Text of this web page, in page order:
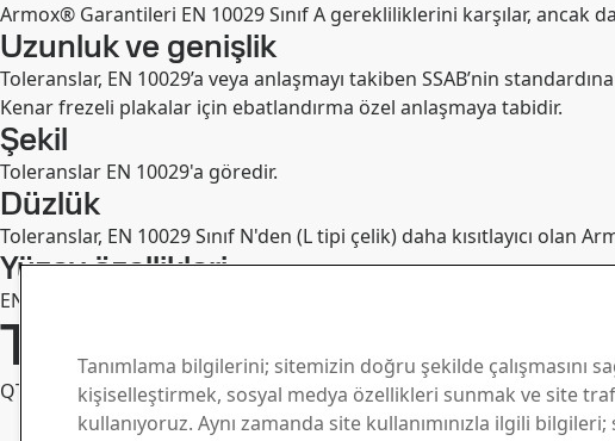
Armox® Garantileri EN 10029 Sınıf A gerekliliklerini karşılar, ancak
Uzunluk ve genişlik
Toleranslar, EN 10029’a veya anlaşmayı takiben SSAB’nin
Kenar frezeli plakalar için ebatlandırma özel anlaşmaya tabidir.
Şekil
Toleranslar EN 10029'a göredir.
Düzlük
Toleranslar, EN 10029 Sınıf N'den (L tipi çelik) daha kısıtlayıcı olan
Yüzey özellikleri
EN 10163-2 Sınıf B, Alt Sınıf 3'e göre.
Teslimat Koşulları
QT (Su verilmiş ve Temperlenmiş) olarak teslim edilir. Plakalar 50
Tanımlama bilgilerini; sitemizin doğru şekilde çalışmasını
kişiselleştirmek, sosyal medya özellikleri sunmak ve site
kullanıyoruz. Aynı zamanda site kullanımınızla ilgili